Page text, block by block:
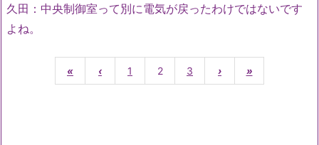
久田：中央制御室って別に電気が戻ったわけではないです
よね。
« ‹ 1 2 3 › »